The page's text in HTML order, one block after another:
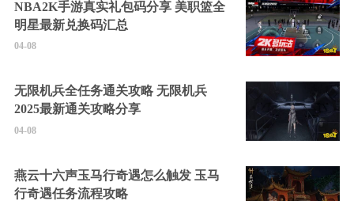
NBA2K手游真实礼包码分享 美职篮全
明星最新兑换码汇总
04-08
无限机兵全任务通关攻略 无限机兵
2025最新通关攻略分享
04-08
燕云十六声玉马行奇遇怎么触发 玉马
行奇遇任务流程攻略